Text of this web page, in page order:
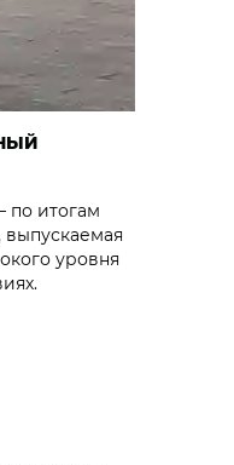
по итогам
уровня